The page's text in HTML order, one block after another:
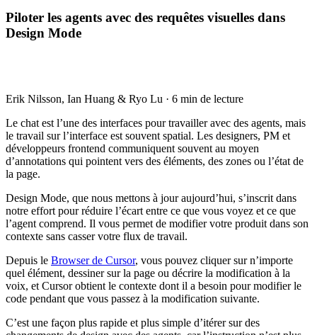
Piloter les agents avec des requêtes visuelles dans
Design Mode
Erik Nilsson, Ian Huang & Ryo Lu · 6 min de lecture
Le chat est l’une des interfaces pour travailler avec des agents, mais
le travail sur l’interface est souvent spatial. Les designers, PM et
développeurs frontend communiquent souvent au moyen
d’annotations qui pointent vers des éléments, des zones ou l’état de
la page.
Design Mode, que nous mettons à jour aujourd’hui, s’inscrit dans
notre effort pour réduire l’écart entre ce que vous voyez et ce que
l’agent comprend. Il vous permet de modifier votre produit dans son
contexte sans casser votre flux de travail.
Depuis le Browser de Cursor, vous pouvez cliquer sur n’importe
quel élément, dessiner sur la page ou décrire la modification à la
voix, et Cursor obtient le contexte dont il a besoin pour modifier le
code pendant que vous passez à la modification suivante.
C’est une façon plus rapide et plus simple d’itérer sur des